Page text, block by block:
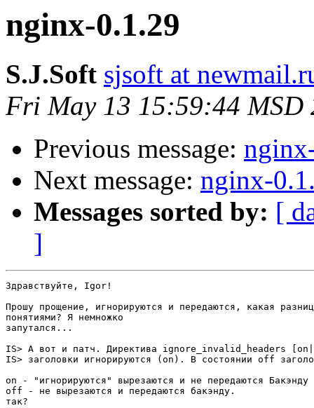
nginx-0.1.29
S.J.Soft sjsoft at
Fri May 13 15:59:44 MSD
Previous message:
Next message: nginx-
Messages sorted by: [
]
Здравствуйте, Igor!
Прошу прощение, игнорируются и передаются, какая
понятиями? Я немножко
запутался...
IS> А вот и патч. Директива ignore_invalid_headers
IS> заголовки игнорируются (on). В состоянии off
on - "игнорируются" вырезаются и не передаются Бакэнду
off - не вырезаются и передаются бакэнду.
так?